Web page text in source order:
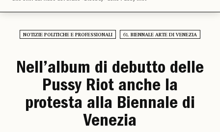
NOTIZIE POLITICHE E PROFESSIONALI 61. BIENNALE ARTE DI VENEZIA
Nell’album di debutto delle
Pussy Riot anche la
protesta alla Biennale di
Venezia